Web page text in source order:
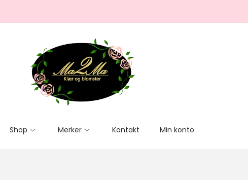
Shop Merker Kontakt Min konto